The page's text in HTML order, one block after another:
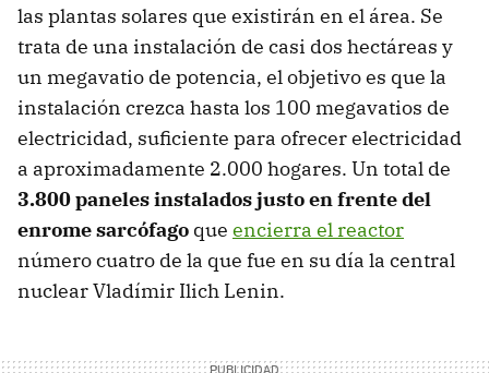
las plantas solares que existirán en el área. Se
trata de una instalación de casi dos hectáreas y
un megavatio de potencia, el objetivo es que la
instalación crezca hasta los 100 megavatios de
electricidad, suficiente para ofrecer electricidad
a aproximadamente 2.000 hogares. Un total de
3.800 paneles instalados justo en frente del
enrome sarcófago que encierra el reactor
número cuatro de la que fue en su día la central
nuclear Vladímir Ilich Lenin.